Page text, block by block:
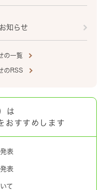
知らせ
の一覧
のRSS
は
おすすめします
表
表
て